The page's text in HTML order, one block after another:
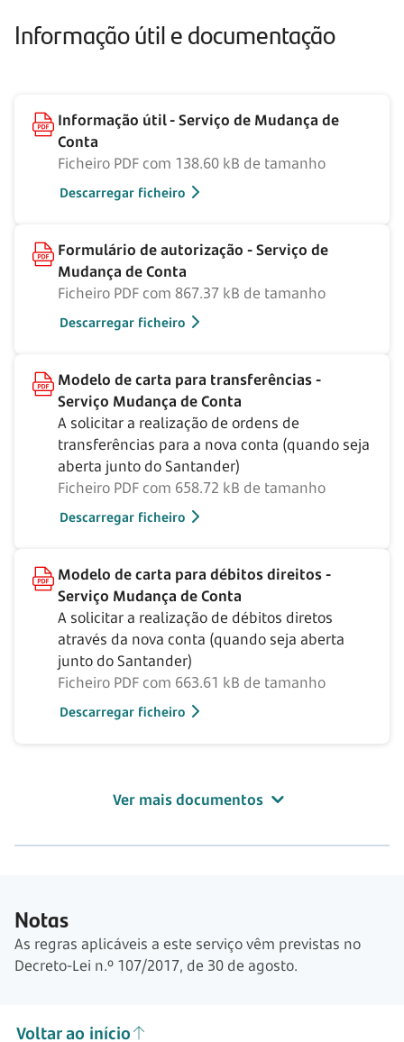
Informação útil e documentação
Informação útil - Serviço de Mudança de
Conta
Ficheiro PDF com 138.60 kB de tamanho
Descarregar ficheiro
Formulário de autorização - Serviço de
Mudança de Conta
Ficheiro PDF com 867.37 kB de tamanho
Descarregar ficheiro
Modelo de carta para transferências -
Serviço Mudança de Conta
A solicitar a realização de ordens de
transferências para a nova conta (quando seja
aberta junto do Santander)
Ficheiro PDF com 658.72 kB de tamanho
Descarregar ficheiro
Modelo de carta para débitos direitos -
Serviço Mudança de Conta
A solicitar a realização de débitos diretos
através da nova conta (quando seja aberta
junto do Santander)
Ficheiro PDF com 663.61 kB de tamanho
Descarregar ficheiro
Ver mais documentos
Notas
As regras aplicáveis a este serviço vêm previstas no
Decreto-Lei n.º 107/2017, de 30 de agosto.
Voltar ao início